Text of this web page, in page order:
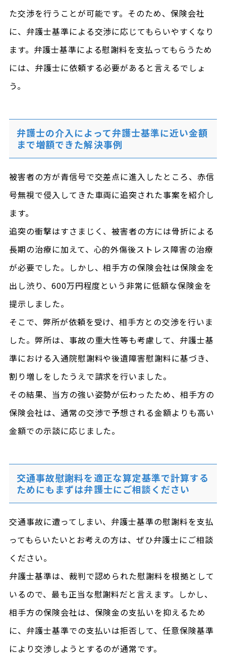
た交渉を行うことが可能です。そのため、保険会社
に、弁護士基準による交渉に応じてもらいやすくなり
ます。弁護士基準による慰謝料を支払ってもらうため
には、弁護士に依頼する必要があると言えるでしょ
う。
弁護士の介入によって弁護士基準に近い金額
まで増額できた解決事例
被害者の方が青信号で交差点に進入したところ、赤信
号無視で侵入してきた車両に追突された事案を紹介し
ます。
追突の衝撃はすさまじく、被害者の方には骨折による
長期の治療に加えて、心的外傷後ストレス障害の治療
が必要でした。しかし、相手方の保険会社は保険金を
出し渋り、600万円程度という非常に低額な保険金を
提示しました。
そこで、弊所が依頼を受け、相手方との交渉を行いま
した。弊所は、事故の重大性等も考慮して、弁護士基
準における入通院慰謝料や後遺障害慰謝料に基づき、
割り増しをしたうえで請求を行いました。
その結果、当方の強い姿勢が伝わったため、相手方の
保険会社は、通常の交渉で予想される金額よりも高い
金額での示談に応じました。
交通事故慰謝料を適正な算定基準で計算する
ためにもまずは弁護士にご相談ください
交通事故に遭ってしまい、弁護士基準の慰謝料を支払
ってもらいたいとお考えの方は、ぜひ弁護士にご相談
ください。
弁護士基準は、裁判で認められた慰謝料を根拠として
いるので、最も正当な慰謝料だと言えます。しかし、
相手方の保険会社は、保険金の支払いを抑えるため
に、弁護士基準での支払いは拒否して、任意保険基準
により交渉しようとするのが通常です。